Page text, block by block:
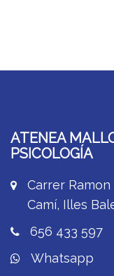
ATENEA
PSICOLOGÍA
Carrer
Camí, Illes
656 433 597
Whatsapp